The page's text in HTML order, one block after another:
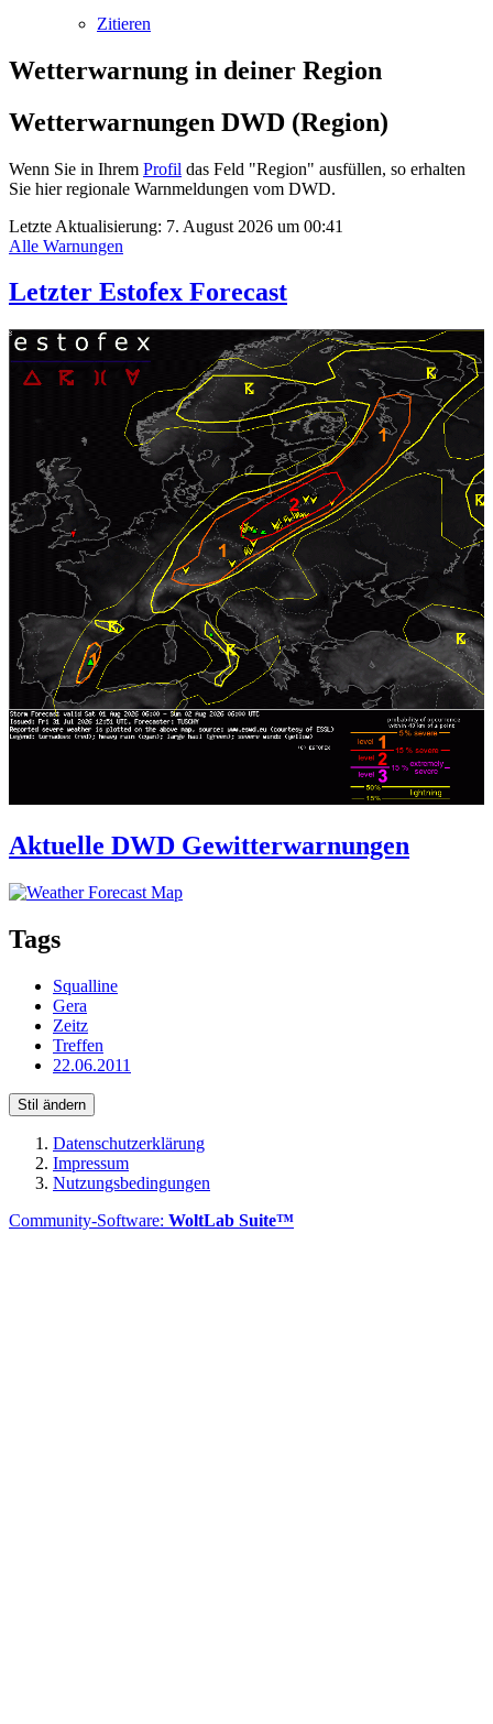
Zitieren
Wetterwarnung in deiner Region
Wetterwarnungen DWD (Region)
Wenn Sie in Ihrem Profil das Feld "Region" ausfüllen, so erhalten
Sie hier regionale Warnmeldungen vom DWD.
Letzte Aktualisierung: 7. August 2026 um 00:41
Alle Warnungen
Letzter Estofex Forecast
Aktuelle DWD Gewitterwarnungen
Tags
Squalline
Gera
Zeitz
Treffen
22.06.2011
Stil ändern
Datenschutzerklärung
Impressum
Nutzungsbedingungen
Community-Software: WoltLab Suite™